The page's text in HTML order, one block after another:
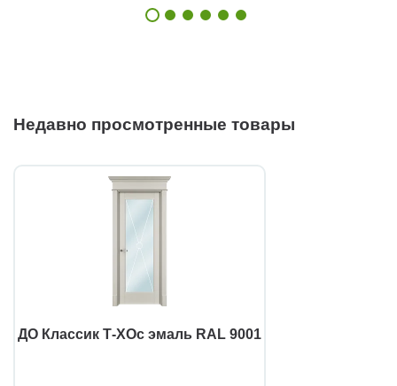
Недавно просмотренные товары
ДО Классик Т-ХОс эмаль RAL 9001